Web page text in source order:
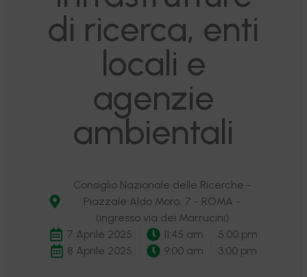
di ricerca, enti
locali e
agenzie
ambientali
Consiglio Nazionale delle Ricerche -
Piazzale Aldo Moro, 7 - ROMA -
(ingresso via dei Marrucini)
7 Aprile 2025
11:45 am
5:00 pm
8 Aprile 2025
9:00 am 3:00 pm